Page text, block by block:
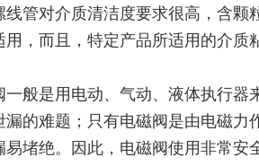
管对介质清洁度要求很高，含颗
，而且，特定产品所适用的介质
般是用电动、气动、液体执行器
的难题；只有电磁阀是由电磁力
堵绝。因此，电磁阀使用非常安